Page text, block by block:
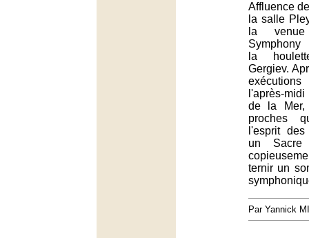
Affluence
la salle
la
Symphony
la
Gergiev.
l'après-
de la Mer,
proches
l'esprit
un Sacre
ternir un
Par Yannick